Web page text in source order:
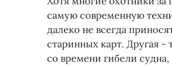
самую современную
далеко не всегда
старинных карт. Другая -
со времени гибели